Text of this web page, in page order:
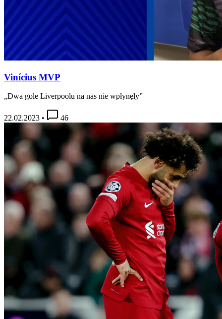
Vinícius MVP
„Dwa gole Liverpoolu na nas nie wpłynęły”
22.02.2023 • 46